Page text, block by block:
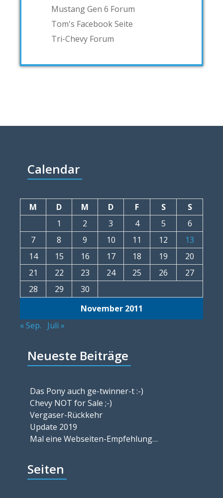
Mustang Gen 6 Forum
Tom's Facebook Seite
Tri-Chevy Forum
Calendar
November 2011
M D M D F S
S
1
2 3 4 5
6
7
8 9 10 11 12
13
14
15 16 17 18 19
20
21
22 23 24 25 26
27
28
29 30
« Sep. Juli »
Neueste Beiträge
Das Pony auch ge-twinner-t :-)
Chevy NOT for Sale ;-)
Vergaser-Rückkehr
Update 2019
Mal eine Webseiten-Empfehlung…
Seiten